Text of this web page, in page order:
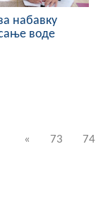
набавку
воде
« 73 74